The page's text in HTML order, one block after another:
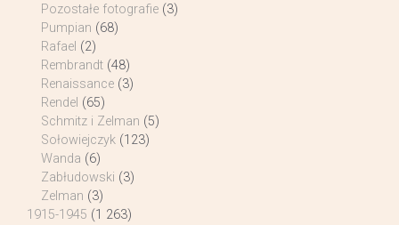
Pozostałe fotografie (3)
Pumpian (68)
Rafael (2)
Rembrandt (48)
Renaissance (3)
Rendel (65)
Schmitz i Zelman (5)
Sołowiejczyk (123)
Wanda (6)
Zabłudowski (3)
Zelman (3)
1915-1945 (1 263)